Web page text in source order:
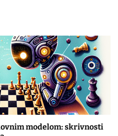
modelom: skrivnosti